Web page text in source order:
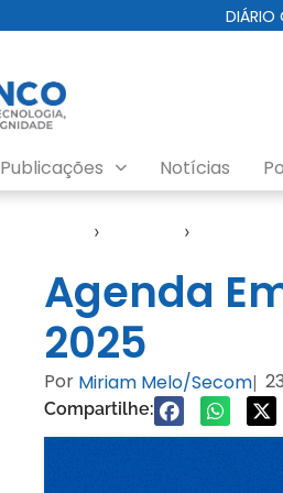
DIÁRIO
Publicações Notícias
› ›
Agenda
2025
Por Miriam Melo/Secom|
Compartilhe: